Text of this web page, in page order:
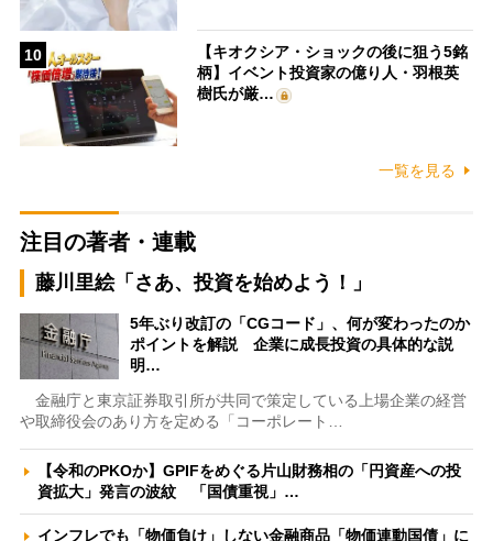
10
【キオクシア・ショックの後に狙う5銘
柄】イベント投資家の億り人・羽根英
樹氏が厳…
一覧を見る
注目の著者・連載
藤川里絵「さあ、投資を始めよう！」
5年ぶり改訂の「CGコード」、何が変わったのか
ポイントを解説 企業に成長投資の具体的な説
明…
金融庁と東京証券取引所が共同で策定している上場企業の経営
や取締役会のあり方を定める「コーポレート…
【令和のPKOか】GPIFをめぐる片山財務相の「円資産への投
資拡大」発言の波紋 「国債重視」…
インフレでも「物価負け」しない金融商品「物価連動国債」に